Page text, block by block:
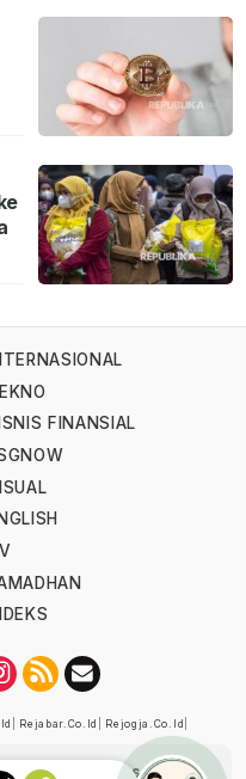
FINANSIAL
Rejabar.co.id Rejogja.co.id
Dewan Pers